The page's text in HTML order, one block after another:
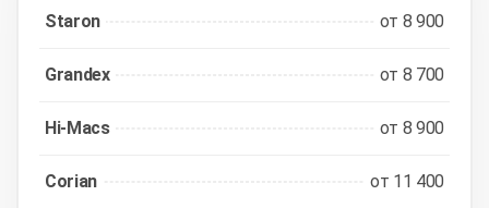
Staron от 8 900
Grandex от 8 700
Hi-Macs от 8 900
Corian от 11 400